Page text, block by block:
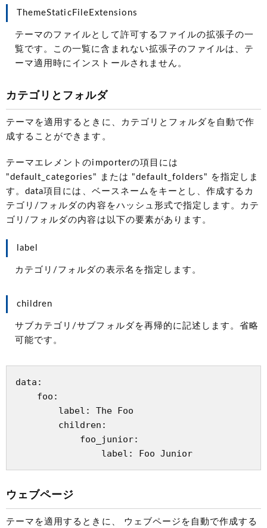
ThemeStaticFileExtensions
テーマのファイルとして許可するファイルの拡張子の一
覧です。この一覧に含まれない拡張子のファイルは、テ
ーマ適用時にインストールされません。
カテゴリとフォルダ
テーマを適用するときに、カテゴリとフォルダを自動で作
成することができます。
テーマエレメントのimporterの項目には
"default_categories" または "default_folders" を指定しま
す。data項目には、ベースネームをキーとし、作成するカ
テゴリ/フォルダの内容をハッシュ形式で指定します。カテ
ゴリ/フォルダの内容は以下の要素があります。
label
カテゴリ/フォルダの表示名を指定します。
children
サブカテゴリ/サブフォルダを再帰的に記述します。省略
可能です。
data:
    foo:
        label: The Foo
        children:
            foo_junior:
ウェブページ
テーマを適用するときに、 ウェブページを自動で作成する